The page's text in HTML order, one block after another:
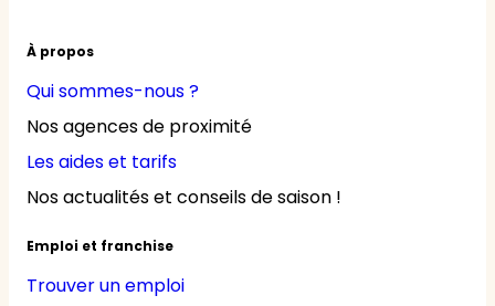
À propos
Qui sommes-nous ?
Nos agences de proximité
Les aides et tarifs
Nos actualités et conseils de saison !
Emploi et franchise
Trouver un emploi